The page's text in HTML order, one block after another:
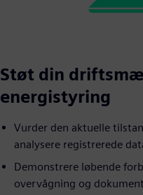
Støt din
energistyring
Vurder den aktuelle
analysere registrerede
Demonstrere løbende
overvågning og